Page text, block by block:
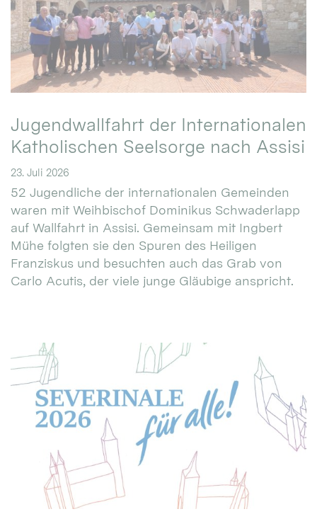
Jugendwallfahrt der Internationalen
Katholischen Seelsorge nach Assisi
23. Juli 2026
52 Jugendliche der internationalen Gemeinden
waren mit Weihbischof Dominikus Schwaderlapp
auf Wallfahrt in Assisi. Gemeinsam mit Ingbert
Mühe folgten sie den Spuren des Heiligen
Franziskus und besuchten auch das Grab von
Carlo Acutis, der viele junge Gläubige anspricht.